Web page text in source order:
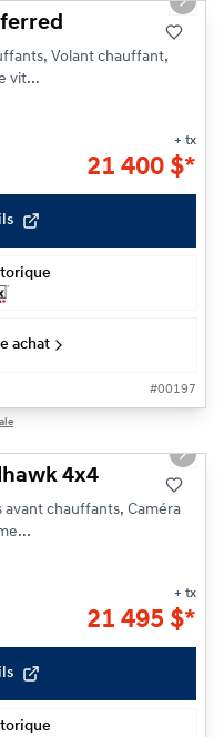
Next
Volant chauffant,
vit...
+ tx
21 400 $*
achat
#00197
Next
4x4
avant chauffants, Caméra
+ tx
21 495 $*